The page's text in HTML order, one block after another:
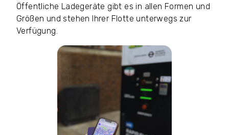
Öffentliche Ladegeräte gibt es in allen Formen und
Größen und stehen Ihrer Flotte unterwegs zur
Verfügung.